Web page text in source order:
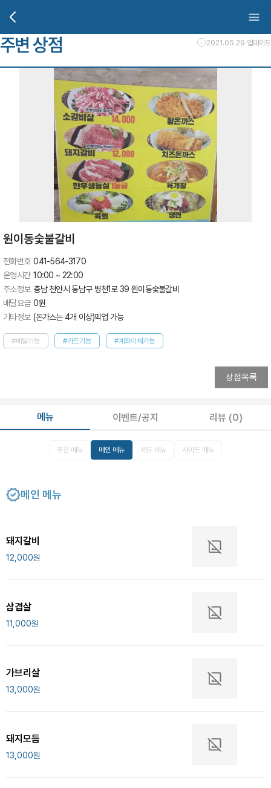
주변 상점 2021.05.29 업데이트
원이동숯불갈비
전화번호 041-564-3170
운영시간 10:00 ~ 22:00
주소정보 충남 천안시 동남구 병천1로 39 원이동숯불갈비
배달요금 0원
기타정보 (돈가스는 4개 이상)픽업 가능
#배달가능 #카드가능 #계좌이체가능
상점목록
메뉴 이벤트/공지 리뷰 (0)
추천 메뉴 메인 메뉴 세트 메뉴 사이드 메뉴
메인 메뉴
돼지갈비
12,000원
삼겹살
11,000원
가브리살
13,000원
돼지모듬
13,000원